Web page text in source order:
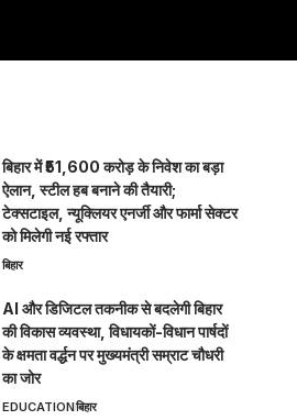
बिहार में ₹51,600 करोड़ के निवेश का बड़ा
ऐलान, स्टील हब बनाने की तैयारी;
टेक्सटाइल, न्यूक्लियर एनर्जी और फार्मा सेक्टर
को मिलेगी नई रफ्तार
बिहार
AI और डिजिटल तकनीक से बदलेगी बिहार
की विकास व्यवस्था, विधायकों-विधान पार्षदों
के क्षमता वर्द्धन पर मुख्यमंत्री सम्राट चौधरी
का जोर
EDUCATIONबिहार